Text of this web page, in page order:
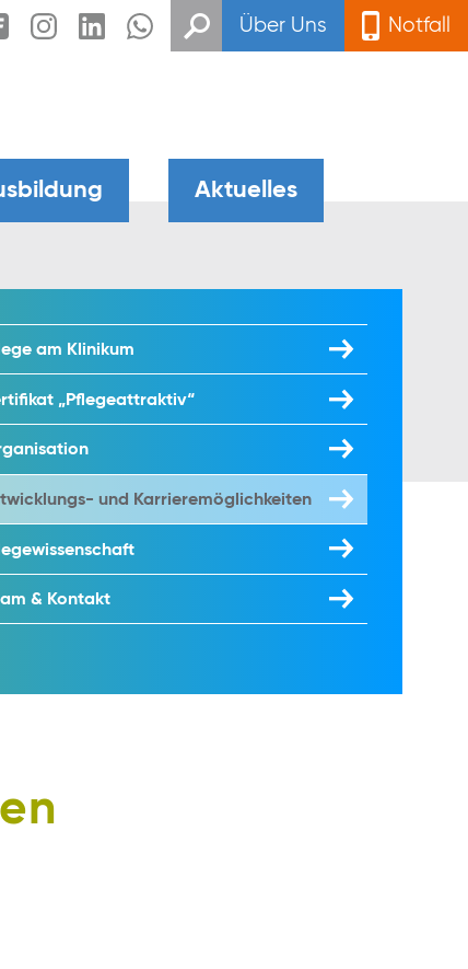
Über Uns Notfall
Aktuelles
am Klinikum
„Pflegeattraktiv“
und Karrieremöglichkeiten
& Kontakt